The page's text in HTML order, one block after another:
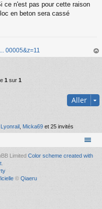
ce n'est pas pour cette raison
en beton sera cassé
00005&z=11
au
1 sur 1
Aller
Lyonrail , Micka69 et 25 invités
Limited Color scheme created with
© Qiaeru